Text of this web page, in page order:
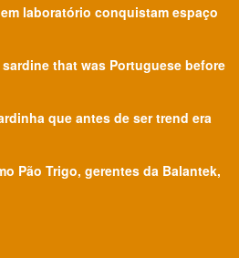
laboratório conquistam espaço
that was Portuguese before
que antes de ser trend era
Pão Trigo, gerentes da Balantek,